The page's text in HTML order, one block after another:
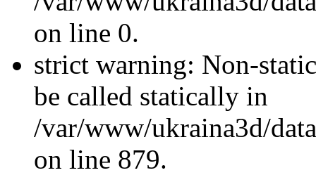
on line 0.
strict warning: Non-
be called statically in
/var/www/ukraina3d/
on line 879.